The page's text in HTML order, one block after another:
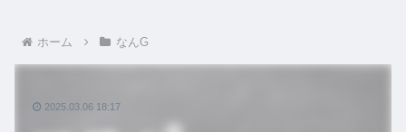
ホーム なんG
2025.03.06 18:17